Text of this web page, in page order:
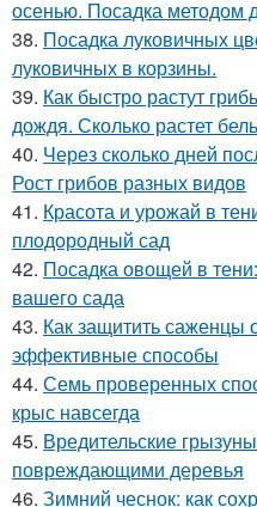
осенью. Посадка методом
38. Посадка луковичных
луковичных в корзины.
39. Как быстро растут
дождя. Сколько растет
40. Через сколько дней
Рост грибов разных видов
41. Красота и урожай в
плодородный сад
42. Посадка овощей в
вашего сада
43. Как защитить саженцы
эффективные способы
44. Семь проверенных
крыс навсегда
45. Вредительские
повреждающими деревья
46. Зимний чеснок: как